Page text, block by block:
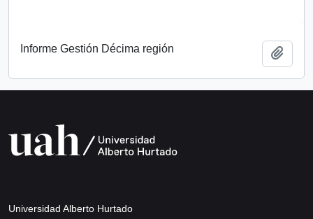
Informe Gestión Décima región
Universidad Alberto Hurtado